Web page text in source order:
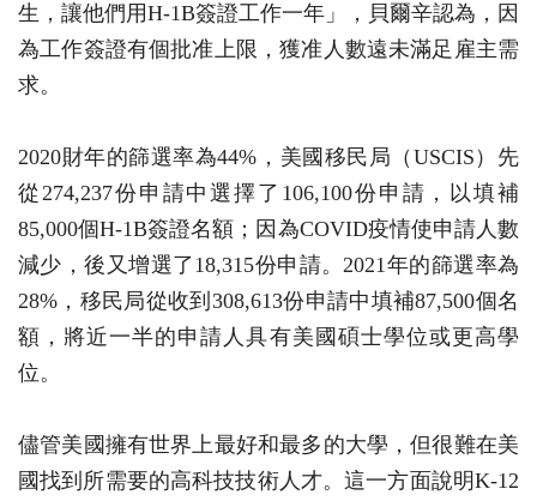
生，讓他們用H-1B簽證工作一年」，貝爾辛認為，因
為工作簽證有個批准上限，獲准人數遠未滿足雇主需
求。
2020財年的篩選率為44%，美國移民局（USCIS）先
從274,237份申請中選擇了106,100份申請，以填補
85,000個H-1B簽證名額；因為COVID疫情使申請人數
減少，後又增選了18,315份申請。2021年的篩選率為
28%，移民局從收到308,613份申請中填補87,500個名
額，將近一半的申請人具有美國碩士學位或更高學
位。
儘管美國擁有世界上最好和最多的大學，但很難在美
國找到所需要的高科技技術人才。這一方面說明K-12